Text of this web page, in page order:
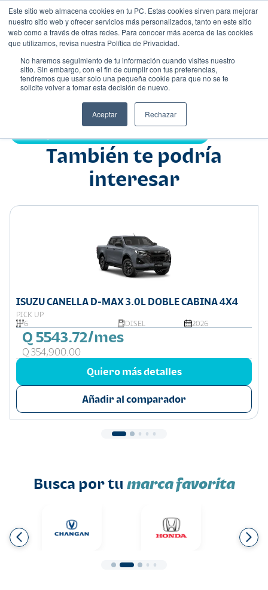
Este sitio web almacena cookies en tu PC. Estas cookies sirven para mejorar
nuestro sitio web y ofrecer servicios más personalizados, tanto en este sitio
web como a través de otras redes. Para conocer más acerca de las cookies
que utilizamos, revisa nuestra Política de Privacidad.
No haremos seguimiento de tu información cuando visites nuestro
sitio. Sin embargo, con el fin de cumplir con tus preferencias,
tendremos que usar solo una pequeña cookie para que no se te
solicite volver a tomar esta decisión de nuevo.
Aceptar Rechazar
Nombre
También te podría
interesar
ISUZU CANELLA D-MAX 3.0L DOBLE CABINA 4X4
PICK UP
6
DISEL 2026
Q 5543.72/mes
Q 354,900.00
Quiero más detalles
Añadir al comparador
Busca por tu marca favorita